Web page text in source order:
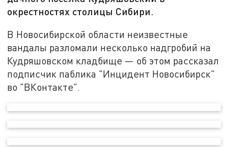
окрестностях столицы Сибири.
В Новосибирской области неизвестные
вандалы разломали несколько надгробий на
Кудряшовском кладбище — об этом рассказал
подписчик паблика "Инцидент Новосибирск"
во "ВКонтакте".